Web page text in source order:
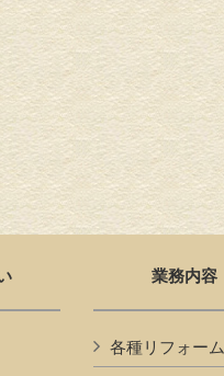
業務内容
各種リフォーム